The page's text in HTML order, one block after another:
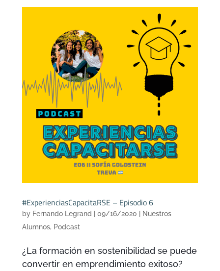
#ExperienciasCapacitaRSE – Episodio 6
by Fernando Legrand 09/16/2020
Nuestros
Alumnos, Podcast
¿La formación en sostenibilidad se puede
convertir en emprendimiento exitoso?